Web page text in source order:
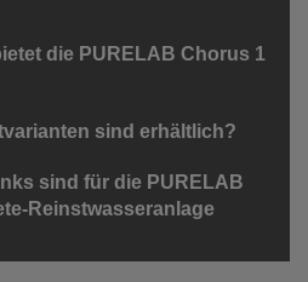
die PURELAB Chorus 1
sind erhältlich?
sind für die PURELAB
Reinstwasseranlage